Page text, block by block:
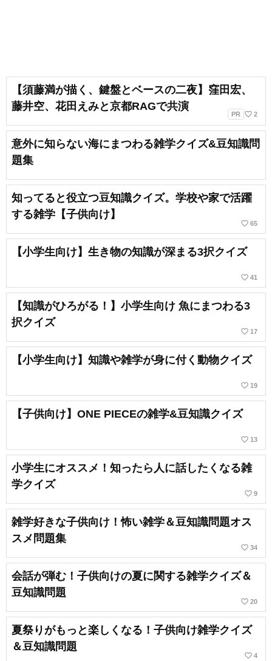
【須藤満が描く、鍵盤とベースの二夜】窪田宏、
藤井空、花田えみと京都RAGで共演
PR favorite_border 2
意外に知らない海にまつわる雑学クイズ&豆知識問
題集
知ってると役立つ豆知識クイズ。学校や家で活躍
する雑学【子供向け】
favorite_border 65
【小学生向け】生き物の知識が深まる3択クイズ
favorite_border 41
【知識がひろがる！】小学生向け 魚にまつわる3
択クイズ
favorite_border 17
【小学生向け】知識や雑学が身に付く動物クイズ
favorite_border 19
【子供向け】ONE PIECEの雑学&豆知識クイズ
favorite_border 13
小学生にオススメ！知ったら人に話したくなる雑
学クイズ
favorite_border 9
雑学好きな子供向け！怖い雑学＆豆知識問題オス
スメ問題集
favorite_border 34
会話が弾む！子供向けの夏に関する雑学クイズ＆
豆知識問題
favorite_border 20
夏祭りがもっと楽しくなる！子供向け雑学クイズ
＆豆知識問題
favorite_border 4